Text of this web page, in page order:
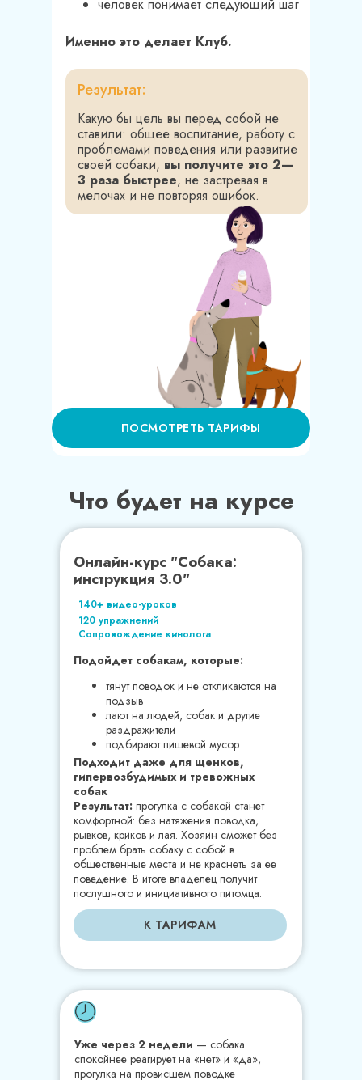
человек понимает следующий шаг
Именно это делает Клуб.
Результат:
Какую бы цель вы перед собой не
ставили: общее воспитание, работу с
проблемами поведения или развитие
своей собаки, вы получите это 2—
3 раза быстрее, не застревая в
мелочах и не повторяя ошибок.
ПОСМОТРЕТЬ ТАРИФЫ
Что будет на курсе
Уже через 2 недели — собака
спокойнее реагирует на «нет» и «да»,
прогулка на провисшем поводке
Онлайн-курс "Собака:
инструкция 3.0"
140+ видео-уроков
Подойдет собакам, которые:
тянут поводок и не откликаются на
подзыв
лают на людей, собак и другие
раздражители
подбирают пищевой мусор
Подходит даже для щенков,
гипервозбудимых и тревожных
собак
К ТАРИФАМ
120 упражнений
Сопровождение кинолога
Результат: прогулка с собакой станет
комфортной: без натяжения поводка,
рывков, криков и лая. Хозяин сможет без
проблем брать собаку с собой в
общественные места и не краснеть за ее
поведение. В итоге владелец получит
послушного и инициативного питомца.